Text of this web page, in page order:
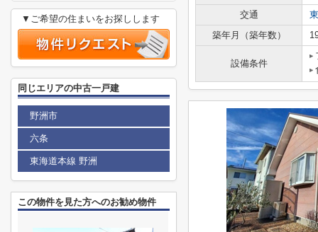
交通
築年月（築年数）
設備条件
▼ご希望の住まいをお探しします
同じエリアの中古一戸建
野洲市
六条
東海道本線 野洲
この物件を見た方へのお勧め物件